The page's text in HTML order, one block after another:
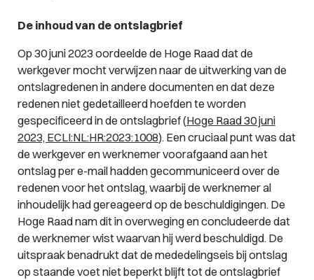
De inhoud van de ontslagbrief
Op 30 juni 2023 oordeelde de Hoge Raad dat de
werkgever mocht verwijzen naar de uitwerking van de
ontslagredenen in andere documenten en dat deze
redenen niet gedetailleerd hoefden te worden
gespecificeerd in de ontslagbrief (Hoge Raad 30 juni
2023, ECLI:NL:HR:2023:1008). Een cruciaal punt was dat
de werkgever en werknemer voorafgaand aan het
ontslag per e-mail hadden gecommuniceerd over de
redenen voor het ontslag, waarbij de werknemer al
inhoudelijk had gereageerd op de beschuldigingen. De
Hoge Raad nam dit in overweging en concludeerde dat
de werknemer wist waarvan hij werd beschuldigd. De
uitspraak benadrukt dat de mededelingseis bij ontslag
op staande voet niet beperkt blijft tot de ontslagbrief